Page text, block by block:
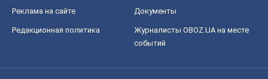
Реклама на сайте Документы
Редакционная политика
Журналисты OBOZ.UA на месте
событий